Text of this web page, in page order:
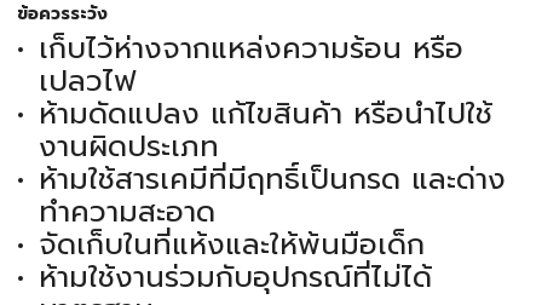
ข้อควรระวัง
เก็บไว้ห่างจากแหล่งความร้อน หรือ
เปลวไฟ
ห้ามดัดแปลง แก้ไขสินค้า หรือนำไปใช้
งานผิดประเภท
ห้ามใช้สารเคมีที่มีฤทธิ์เป็นกรด และด่าง
ทำความสะอาด
จัดเก็บในที่แห้งและให้พ้นมือเด็ก
ห้ามใช้งานร่วมกับอุปกรณ์ที่ไม่ได้